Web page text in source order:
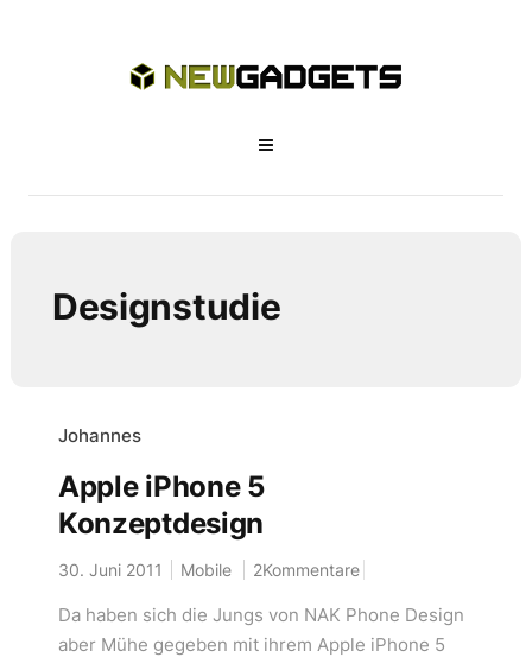
Designstudie
Johannes
Apple iPhone 5
Konzeptdesign
30. Juni 2011 Mobile 2Kommentare
Da haben sich die Jungs von NAK Phone Design
aber Mühe gegeben mit ihrem Apple iPhone 5